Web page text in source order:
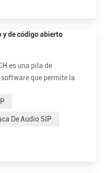
y de código abierto
es una pila de
que permite la
implementación de
cualquier hardware
De Audio SIP